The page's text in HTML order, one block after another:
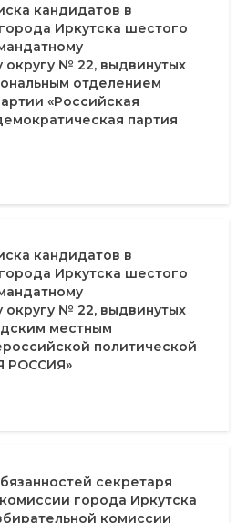
кандидатов в
Иркутска шестого
округу № 22, выдвинутых
отделением
«Российская
партия
кандидатов в
Иркутска шестого
округу № 22, выдвинутых
местным
политической
РОССИЯ»
секретаря
города Иркутска
комиссии